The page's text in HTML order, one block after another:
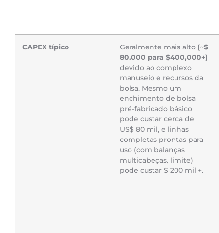
CAPEX típico Geralmente mais alto (~$
80.000 para $400,000+)
devido ao complexo
manuseio e recursos da
bolsa. Mesmo um
enchimento de bolsa
pré-fabricado básico
pode custar cerca de
US$ 80 mil, e linhas
completas prontas para
uso (com balanças
multicabeças, limite)
pode custar $ 200 mil +.